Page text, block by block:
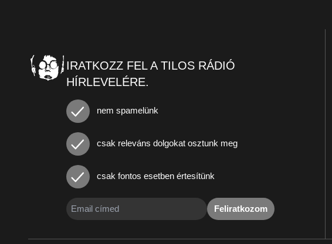
IRATKOZZ FEL A TILOS RÁDIÓ
HÍRLEVELÉRE.
nem spamelünk
csak releváns dolgokat osztunk meg
csak fontos esetben értesítünk
Feliratkozom